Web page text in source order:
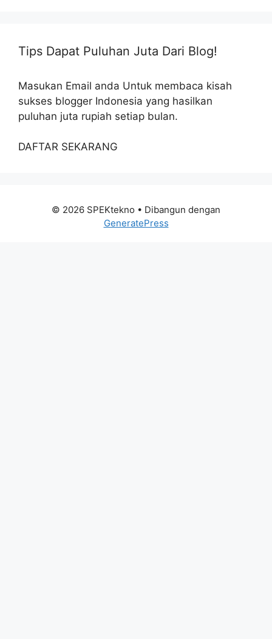
Tips Dapat Puluhan Juta Dari Blog!
Masukan Email anda Untuk membaca kisah
sukses blogger Indonesia yang hasilkan
puluhan juta rupiah setiap bulan.
DAFTAR SEKARANG
© 2026 SPEKtekno • Dibangun dengan
GeneratePress